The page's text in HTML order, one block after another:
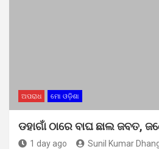
ଅପରାଧ ମୋ ଓଡ଼ିଶା
ଡହାଗାଁ ଠାରେ ବାଘ ଛାଲ ଜବତ,
1 day ago Sunil Kumar